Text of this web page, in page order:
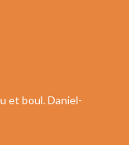
et boul. Daniel-